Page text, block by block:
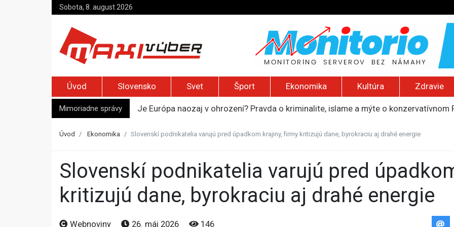
Sobota, 8. august 2026
Úvod Slovensko Svet Šport Ekonomika Kultúra Zdravie
Mimoriadne správy
Je Európa naozaj v ohrození? Pravda o kriminalite, islame a mýte o konzervatívnom
Kyjev žiada EÚ o 220 miliónov eur na pomoc farmárom, ktorých postihla blokáda
Úvod Ekonomika Slovenskí podnikatelia varujú pred úpadkom krajiny, firmy kritizujú dane, byrokraciu aj drahé energie
Slovenskí podnikatelia varujú pred úpadkom krajiny, firmy
kritizujú dane, byrokraciu aj drahé energie
Webnoviny 26. máj 2026 146